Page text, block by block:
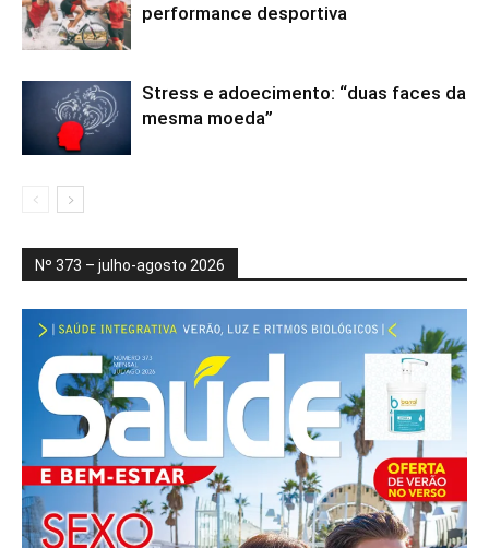
performance desportiva
Stress e adoecimento: “duas faces da
mesma moeda”
Nº 373 – julho-agosto 2026